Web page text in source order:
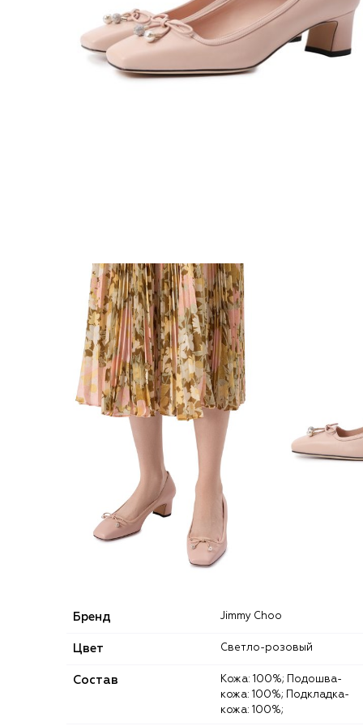
Бренд Jimmy Choo
Цвет Светло-розовый
Состав
Кожа: 100%; Подошва-
кожа: 100%; Подкладка-
кожа: 100%;